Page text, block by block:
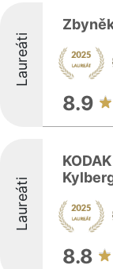
Laureáti
8.9
Laureáti
8.8